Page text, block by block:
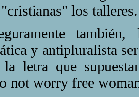
los talleres.
también, la
y antipluralista
letra que
not worry free